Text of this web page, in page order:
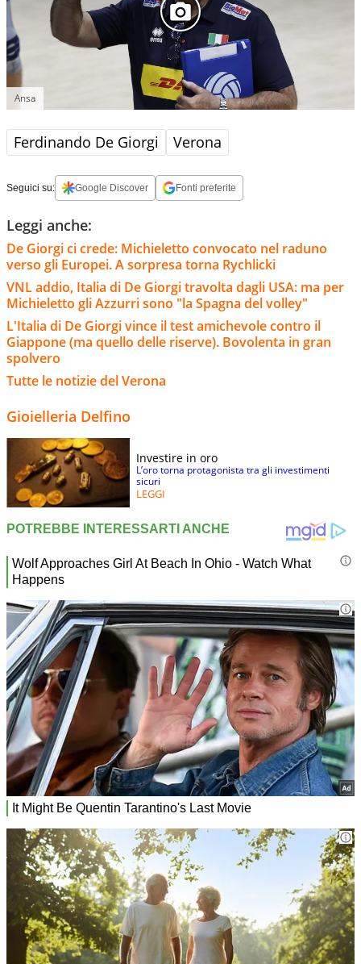
Ansa
Ferdinando De Giorgi Verona
Seguici su: Google Discover Fonti preferite
Leggi anche:
De Giorgi ci crede: Michieletto convocato nel raduno
verso gli Europei. A sorpresa torna Rychlicki
VNL addio, Italia di De Giorgi travolta dagli USA: ma per
Michieletto gli Azzurri sono "la Spagna del volley"
L'Italia di De Giorgi vince il test amichevole contro il
Giappone (ma quello delle riserve). Bovolenta in gran
spolvero
Tutte le notizie del Verona
Gioielleria Delfino
Investire in oro
L’oro torna protagonista tra gli investimenti
sicuri
LEGGI